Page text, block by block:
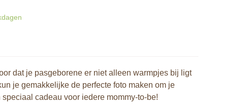
dat je pasgeborene er niet alleen warmpjes bij ligt
je gemakkelijke de perfecte foto maken om je
cadeau voor iedere mommy-to-be!